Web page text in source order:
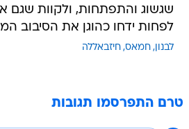
שגשוג והתפתחות, ולקוות שגם
לפחות ידחו כהוגן את הסיבוב
לבנון חמאס חיזבאללה
טרם התפרסמו תגובות